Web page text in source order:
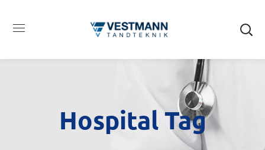
Hospital Tag